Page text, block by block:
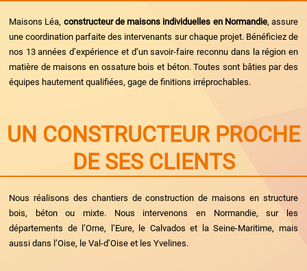
Maisons Léa, constructeur de maisons individuelles en Normandie, assure
une coordination parfaite des intervenants sur chaque projet. Bénéficiez de
nos 13 années d’expérience et d’un savoir-faire reconnu dans la région en
matière de maisons en ossature bois et béton. Toutes sont bâties par des
équipes hautement qualifiées, gage de finitions irréprochables.
UN CONSTRUCTEUR PROCHE
DE SES CLIENTS
Nous réalisons des chantiers de construction de maisons en structure
bois, béton ou mixte. Nous intervenons en Normandie, sur les
départements de l’Orne, l’Eure, le Calvados et la Seine-Maritime, mais
aussi dans l’Oise, le Val-d’Oise et les Yvelines.